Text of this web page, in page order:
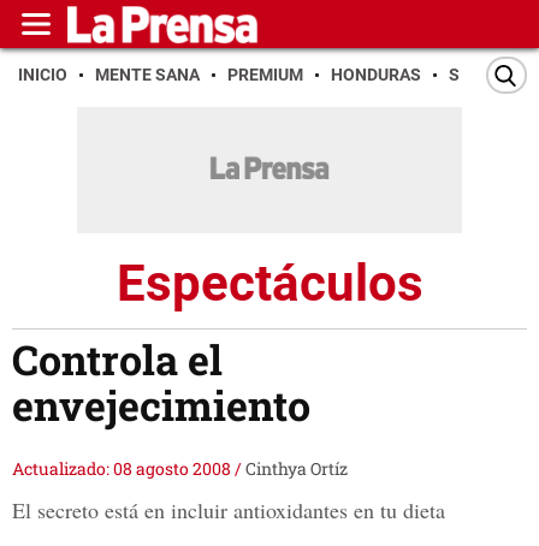
INICIO MENTE SANA PREMIUM HONDURAS SAN PEDRO
Espectáculos
Controla el
envejecimiento
Actualizado: 08 agosto 2008 /Cinthya Ortíz
El secreto está en incluir antioxidantes en tu dieta